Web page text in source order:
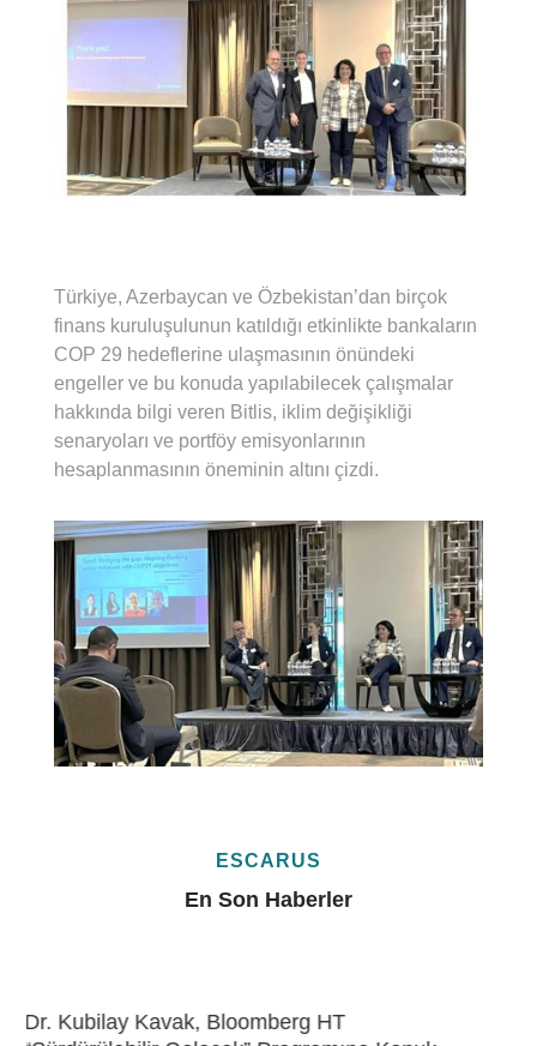
Türkiye, Azerbaycan ve Özbekistan’dan birçok
finans kuruluşulunun katıldığı etkinlikte bankaların
COP 29 hedeflerine ulaşmasının önündeki
engeller ve bu konuda yapılabilecek çalışmalar
hakkında bilgi veren Bitlis, iklim değişikliği
senaryoları ve portföy emisyonlarının
hesaplanmasının öneminin altını çizdi.
ESCARUS
En Son Haberler
Dr. Kubilay Kavak, Bloomberg HT “Gelecek